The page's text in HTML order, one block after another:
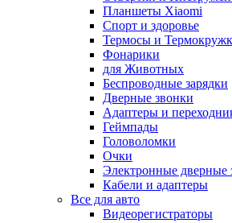
Планшеты Xiaomi
Спорт и здоровье
Термосы и
Фонарики
для Животных
Беспроводные зарядки
Дверные звонки
Адаптеры и
Геймпады
Головоломки
Очки
Электронные дверные
Кабели и адаптеры
Все для авто
Видеорегистраторы